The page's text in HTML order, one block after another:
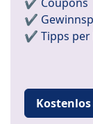
✔️
✔️ Tipps per